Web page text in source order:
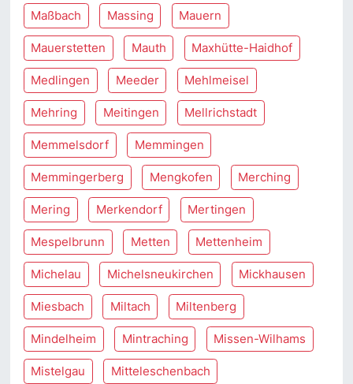
Maßbach Massing Mauern
Mauerstetten Mauth Maxhütte-Haidhof
Medlingen Meeder Mehlmeisel
Mehring Meitingen Mellrichstadt
Memmelsdorf Memmingen
Memmingerberg Mengkofen Merching
Mering Merkendorf Mertingen
Mespelbrunn Metten Mettenheim
Michelau Michelsneukirchen Mickhausen
Miesbach Miltach Miltenberg
Mindelheim Mintraching Missen-Wilhams
Mistelgau Mitteleschenbach